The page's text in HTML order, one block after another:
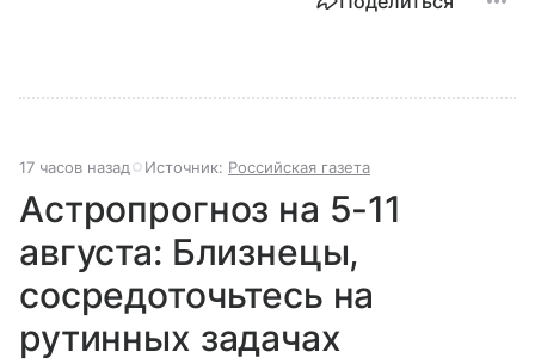
17 часов назад Источник: Российская газета
Астропрогноз на 5-11
августа: Близнецы,
сосредоточьтесь на
рутинных задачах